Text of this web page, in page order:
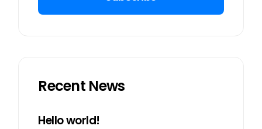
Recent News
Hello world!